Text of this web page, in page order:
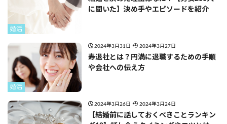
婚活
に聞いた】決め手やエピソードを紹介
婚活
2024年3月31日 2024年3月27日
寿退社とは？円満に退職するための手順
や会社への伝え方
2024年3月26日 2024年3月24日
【結婚前に話しておくべきことランキン